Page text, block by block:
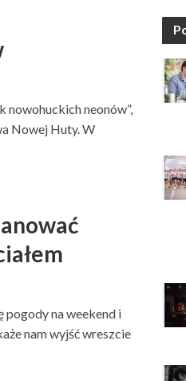
nowohuckich neonów”,
Nowej Huty. W
pogody na weekend i
nam wyjść wreszcie